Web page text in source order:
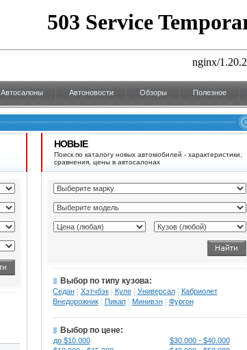
Автосалоны Автоновости Обзоры Полезное
НОВЫЕ
Поиск по каталогу новых автомобилей - характеристики,
сравнения, цены в автосалонах
Выбор по типу кузова:
Седан Хэтчбэк Купе Универсал
Кабриолет
Внедорожник
Пикап Минивэн Фургон
Выбор по цене:
до $10.000
$30.000 - $40.000